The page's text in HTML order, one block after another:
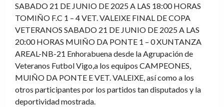
SABADO 21 DE JUNIO DE 2025 A LAS 18:00 HORAS
TOMIÑO F.C 1 – 4 VET. VALEIXE FINAL DE COPA
VETERANOS SABADO 21 DE JUNIO DE 2025 A LAS
20:00 HORAS MUIÑO DA PONTE 1 – 0 XUNTANZA
AREAL-NB-21 Enhorabuena desde la Agrupación de
Veteranos Futbol Vigo,a los equipos CAMPEONES,
MUIÑO DA PONTE E VET. VALEIXE, así como a los
otros participantes por los partidos tan disputados y la
deportividad mostrada.